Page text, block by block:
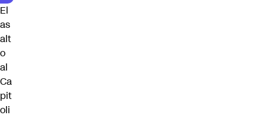
El
as
alt
o
al
Ca
pit
oli